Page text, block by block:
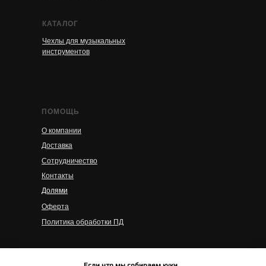
КАТАЛОГ
Чехлы для музыкальных
инструментов
ПОМОЩЬ
Долями
О компании
Доставка
Контакты
Оферта
Политика обработки ПД
Сотрудничество